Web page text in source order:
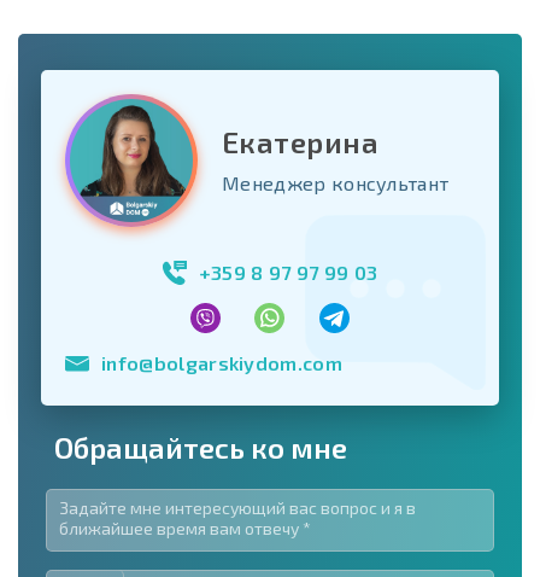
Екатерина
Менеджер консультант
+359 8 97 97 99 03
info@bolgarskiydom.com
Обращайтесь ко мне